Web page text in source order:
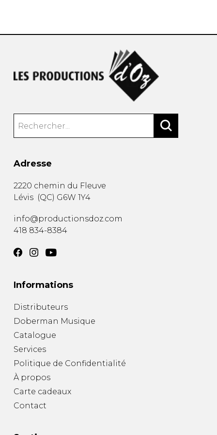
Adresse
2220 chemin du Fleuve
Lévis (QC) G6W 1Y4
info@productionsdoz.com
418 834-8384
Informations
Distributeurs
Doberman Musique
Catalogue
Services
Politique de Confidentialité
À propos
Carte cadeaux
Contact